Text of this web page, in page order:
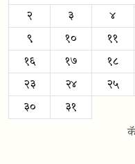
२ ३ ४
९ १० ११
१६ १७ १८
२३ २४ २५
३० ३१